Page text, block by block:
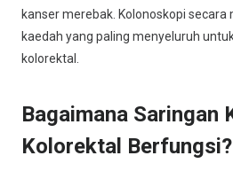
kanser merebak. Kolonoskopi
kaedah yang paling menyeluruh
kolorektal.
Bagaimana Saringan
Kolorektal Berfungsi?